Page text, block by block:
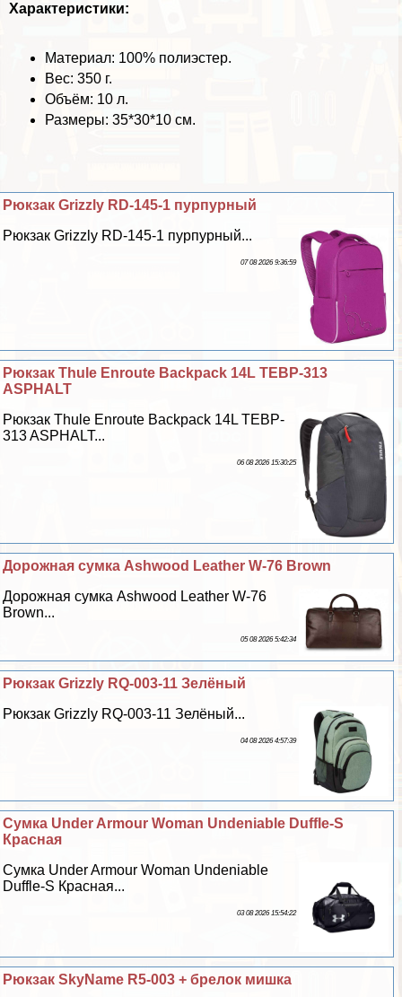
Хаpaктеристики:
Материал: 100% полиэстер.
Вес: 350 г.
Объём: 10 л.
Размеры: 35*30*10 см.
Рюкзак Grizzly RD-145-1 пурпурный
Рюкзак Grizzly RD-145-1 пурпурный...
07 08 2026 9:36:59
Рюкзак Thule Enroute Backpack 14L TEBP-313
ASPHALT
Рюкзак Thule Enroute Backpack 14L TEBP-
313 ASPHALT...
06 08 2026 15:30:25
Дорожная сумка Ashwood Leather W-76 Brown
Дорожная сумка Ashwood Leather W-76
Brown...
05 08 2026 5:42:34
Рюкзак Grizzly RQ-003-11 Зелёный
Рюкзак Grizzly RQ-003-11 Зелёный...
04 08 2026 4:57:39
Сумка Under Armour Woman Undeniable Duffle-S
Красная
Сумка Under Armour Woman Undeniable
Duffle-S Красная...
03 08 2026 15:54:22
Рюкзак SkyName R5-003 + брелок мишка